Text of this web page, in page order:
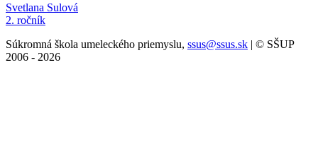
Svetlana Sulová
2. ročník
Súkromná škola umeleckého priemyslu, ssus@ssus.sk | © SŠUP
2006 - 2026